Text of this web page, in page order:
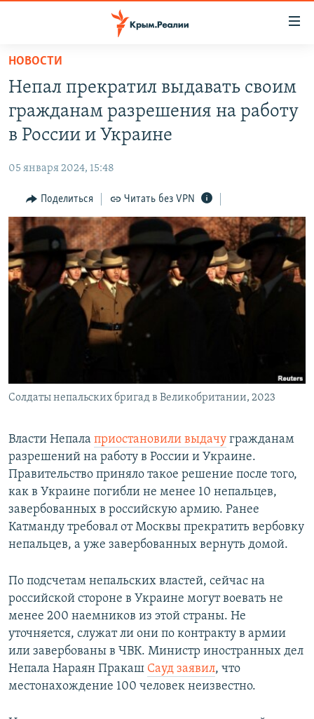
Вернуться
основному
содержанию
Вернутся
главной
навигации
Вернутся
поиску
СПЕЦПРОЕКТЫ
ГРУЗ 200
11 ЛЕТ ОККУПАЦИИ КРЫМА. 11 ИСТОРИЙ СОПРОТИВЛЕНИЯ
ВОДА
ЕЩЕ
ИНТЕРАКТИВ
ИНФОГРАФИКА
ТЕЛЕПРОЕКТ КРЫМ.РЕАЛИИ
СОВЕТЫ ПРАВОЗАЩИТНИКОВ
ПРОПАВШИЕ БЕЗ ВЕСТИ
ПОБЕДИТЕЛЕЙ НЕ СУДЯТ?
ELIFBE
УКРАИНСКАЯ ПРОБЛЕМА КРЫМА
РАДІО СВОБОДА
КАК ОБОЙТИ БЛОКИРОВКУ
Українською
Qırımtatar
ПРИСОЕДИНЯЙТЕСЬ!
НОВОСТИ
Непал прекратил выдавать своим
гражданам разрешения на работу
в России и Украине
05 января 2024, 15:48
Поделиться Читать без VPN
Солдаты непальских бригад в Великобритании, 2023
Власти Непала приостановили выдачу гражданам
разрешений на работу в России и Украине.
Правительство приняло такое решение после того,
как в Украине погибли не менее 10 непальцев,
завербованных в российскую армию. Ранее
Катманду требовал от Москвы прекратить вербовку
непальцев, а уже завербованных вернуть домой.
По подсчетам непальских властей, сейчас на
российской стороне в Украине могут воевать не
менее 200 наемников из этой страны. Не
уточняется, служат ли они по контракту в армии
или завербованы в ЧВК. Министр иностранных дел
Непала Нараян Пракаш Сауд заявил, что
местонахождение 100 человек неизвестно.